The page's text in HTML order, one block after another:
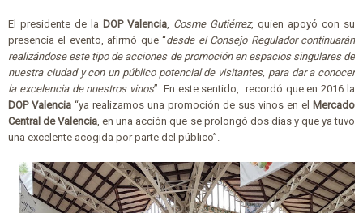
El presidente de la DOP Valencia Cosme Gutiérrez, quien apoyó con su
presencia el evento, afirmó que “desde el Consejo Regulador continuarán
realizándose este tipo de acciones de promoción en espacios singulares de
nuestra ciudad y con un público potencial de visitantes, para dar a conocer
la excelencia de nuestros vinos”. En este sentido, recordó que en 2016 la
DOP Valencia “ya realizamos una promoción de sus vinos en el Mercado
Central de Valencia , en una acción que se prolongó dos días y que ya tuvo
una excelente acogida por parte del público”.